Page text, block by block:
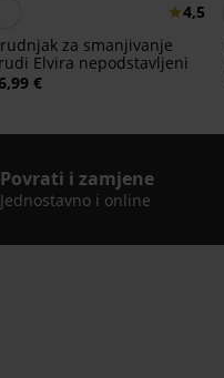
4,5
za smanjivanje
Elvira nepodstavljeni
€
Povrati i zamjene
Jednostavno i online